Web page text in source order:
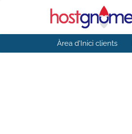
Àrea d'Inici clients